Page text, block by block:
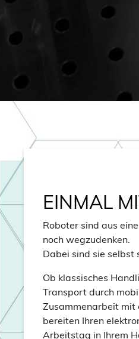
EINMAL
Roboter sind aus
noch wegzudenken.
Dabei sind sie
Ob klassisches
Transport durch
Zusammenarbeit mit
bereiten Ihren
Arbeitstag in Ihrem